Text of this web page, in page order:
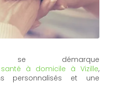
démarque
à domicile à Vizille,
personnalisés et une